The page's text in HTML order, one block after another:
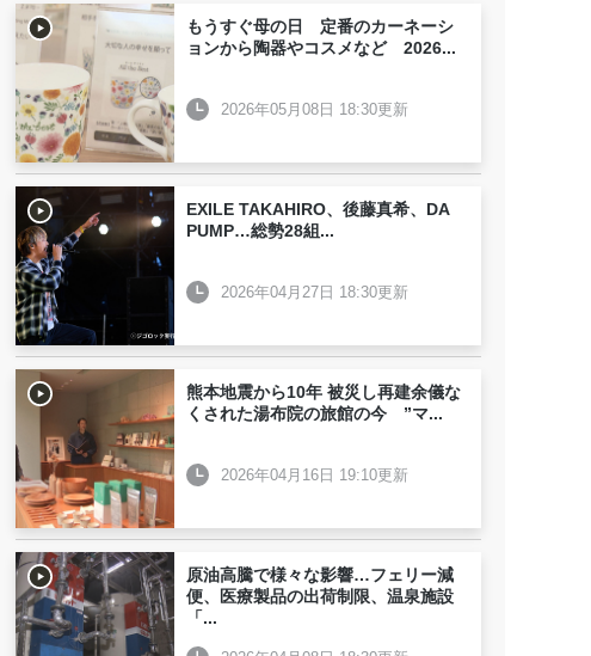
もうすぐ母の日 定番のカーネーシ
ョンから陶器やコスメなど 2026...
2026年05月08日 18:30更新
EXILE TAKAHIRO、後藤真希、DA
PUMP…総勢28組 ...
2026年04月27日 18:30更新
熊本地震から10年 被災し再建余儀な
くされた湯布院の旅館の今 ”マ...
2026年04月16日 19:10更新
原油高騰で様々な影響…フェリー減
便、医療製品の出荷制限、温泉施設
「...